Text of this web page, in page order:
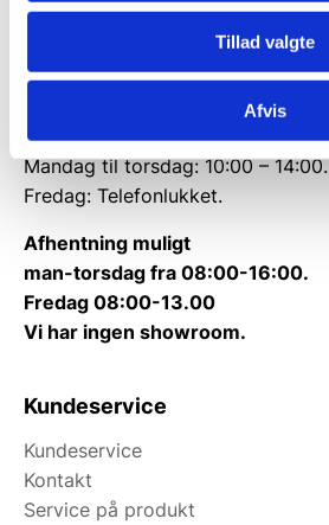
Tillad valgte
Afvis
Tlf.71 99 30 98
Mandag til torsdag: 10:00 – 14:00.
Fredag: Telefonlukket.
Afhentning muligt
man-torsdag fra 08:00-16:00.
Fredag 08:00-13.00
Vi har ingen showroom.
Kundeservice
Kundeservice
Kontakt
Service på produkt